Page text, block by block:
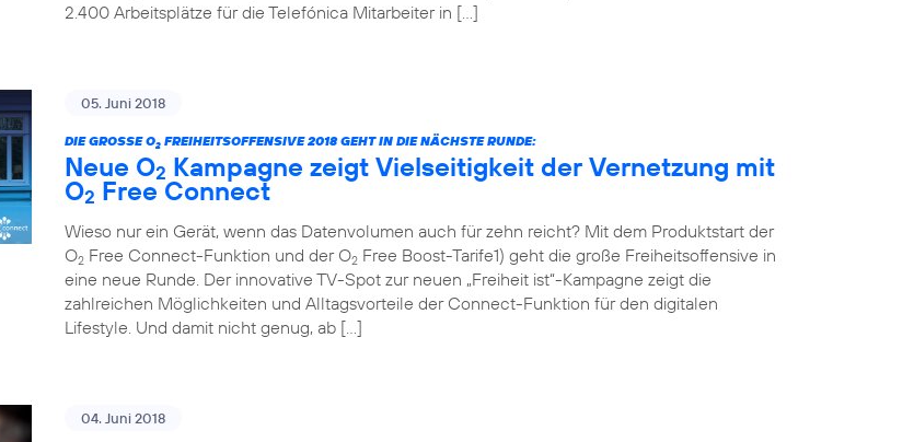
2.400 Arbeitsplätze für die Telefónica Mitarbeiter in […]
05. Juni 2018
DIE GROSSE O 2 FREIHEITSOFFENSIVE 2018 GEHT IN DIE NÄCHSTE RUNDE:
Neue O2 Kampagne zeigt Vielseitigkeit der Vernetzung mit
O2 Free Connect
Wieso nur ein Gerät, wenn das Datenvolumen auch für zehn reicht? Mit dem Produktstart der
O2 Free Connect-Funktion und der O2 Free Boost-Tarife1) geht die große Freiheitsoffensive in
eine neue Runde. Der innovative TV-Spot zur neuen „Freiheit ist“-Kampagne zeigt die
zahlreichen Möglichkeiten und Alltagsvorteile der Connect-Funktion für den digitalen
Lifestyle. Und damit nicht genug, ab […]
04. Juni 2018